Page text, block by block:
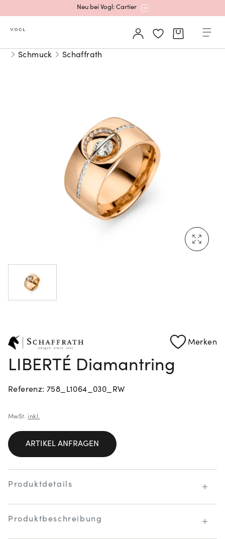
Neu bei Vogl: Cartier
Mehr erfahren: Ikonische Uhren von Cartier
Neu bei Vogl: Uhren von Grand Seiko
Neu bei Vogl: Cartier
Schmuck Schaffrath
Merken
LIBERTÉ Diamantring
Referenz: 758_L1064_030_RW
MwSt. inkl.
ARTIKEL ANFRAGEN
Produktdetails
Produktbeschreibung